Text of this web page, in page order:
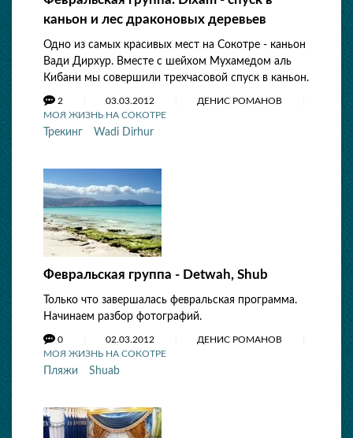
каньон и лес драконовых деревьев
Одно из самых красивых мест на Сокотре - каньон
Вади Дирхур. Вместе с шейхом Мухамедом аль
Кибани мы совершили трехчасовой спуск в каньон.
2 03.03.2012
ДЕНИС РОМАНОВ
МОЯ ЖИЗНЬ НА СОКОТРЕ
Трекинг Wadi Dirhur
Февральская группа - Detwah, Shub
Только что завершалась февральская программа.
Начинаем разбор фотографий.
0 02.03.2012
ДЕНИС РОМАНОВ
МОЯ ЖИЗНЬ НА СОКОТРЕ
Пляжи Shuab